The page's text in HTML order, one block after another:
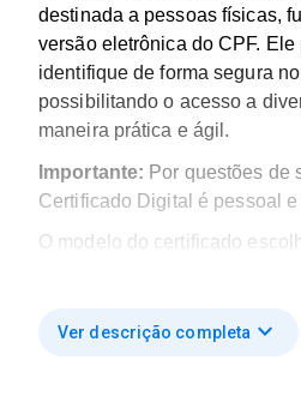
destinada a pessoas físicas,
versão eletrônica do CPF.
identifique de forma segura
possibilitando o acesso a
maneira prática e ágil.
Importante: Por questões de
Certificado Digital é pessoal
O modelo do certificado
certificado digital de longa
Ver descrição completa expand_more